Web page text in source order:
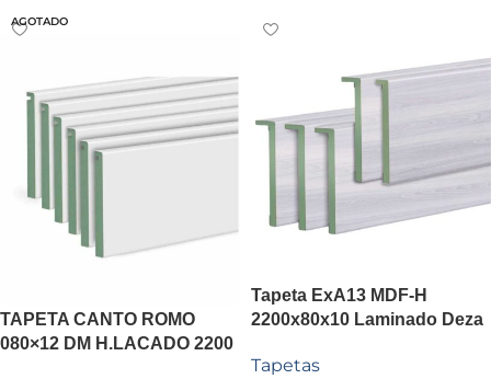
AGOTADO
TAPETA CANTO ROMO
080×12 DM H.LACADO 2200
Tapeta ExA13 MDF-H
2200x80x10 Laminado Deza
Tapetas